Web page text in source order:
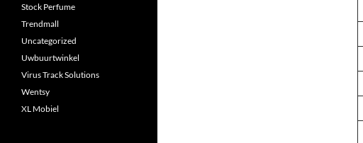
Stock Perfume
Trendmall
Uncategorized
Uwbuurtwinkel
Virus Track Solutions
Wentsy
XL Mobiel